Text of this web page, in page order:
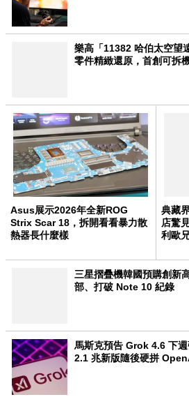
樂高「11382 哈伯太空望
零件精緻還原，首創可拆
Asus展示2026年全新ROG
Strix Scar 18，拆開看看暴力散
熱器長什麼樣
典藏
店驚
利歐
三星摺疊機韓國預購創新
部、打破 Note 10 紀錄
馬斯克預告 Grok 4.6 下
2.1 兆新版隨後硬拼